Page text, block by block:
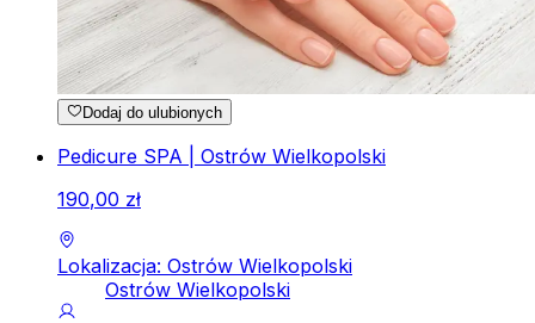
Dodaj do ulubionych
Pedicure SPA | Ostrów Wielkopolski
190,00 zł
Lokalizacja: Ostrów Wielkopolski
Ostrów Wielkopolski